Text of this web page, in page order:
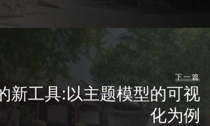
下一篇
新工具:以主题模型的可视
化为例